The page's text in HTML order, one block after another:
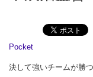
Pocket
決して強いチームが勝